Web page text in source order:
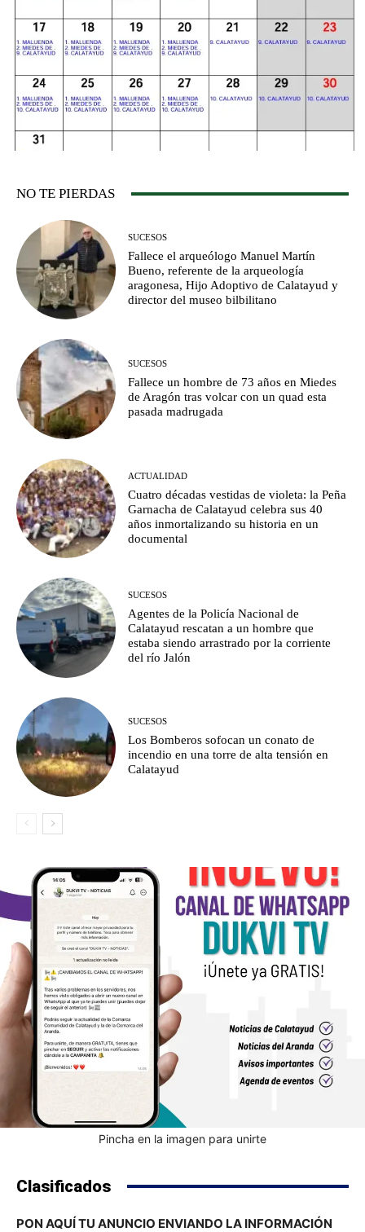
NO TE PIERDAS
SUCESOS
Fallece el arqueólogo Manuel Martín
Bueno, referente de la arqueología
aragonesa, Hijo Adoptivo de Calatayud y
director del museo bilbilitano
SUCESOS
Fallece un hombre de 73 años en Miedes
de Aragón tras volcar con un quad esta
pasada madrugada
ACTUALIDAD
Cuatro décadas vestidas de violeta: la Peña
Garnacha de Calatayud celebra sus 40
años inmortalizando su historia en un
documental
SUCESOS
Agentes de la Policía Nacional de
Calatayud rescatan a un hombre que
estaba siendo arrastrado por la corriente
del río Jalón
SUCESOS
Los Bomberos sofocan un conato de
incendio en una torre de alta tensión en
Calatayud
Pincha en la imagen para unirte
Clasificados
PON AQUÍ TU ANUNCIO ENVIANDO LA INFORMACIÓN